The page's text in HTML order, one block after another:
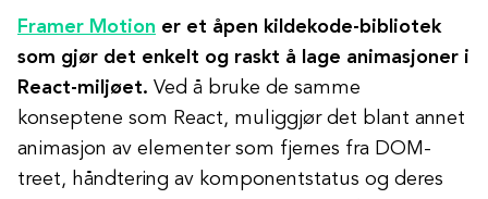
Framer Motion er et åpen kildekode-bibliotek
som gjør det enkelt og raskt å lage animasjoner i
React-miljøet. Ved å bruke de samme
konseptene som React, muliggjør det blant annet
animasjon av elementer som fjernes fra DOM-
treet, håndtering av komponentstatus og deres